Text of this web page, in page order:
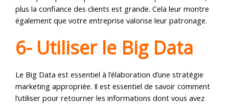
plus la confiance des clients est grande. Cela leur montre
également que votre entreprise valorise leur patronage.
6- Utiliser le Big Data
Le Big Data est essentiel à l’élaboration d’une stratégie
marketing appropriée. Il est essentiel de savoir comment
l’utiliser pour retourner les informations dont vous avez